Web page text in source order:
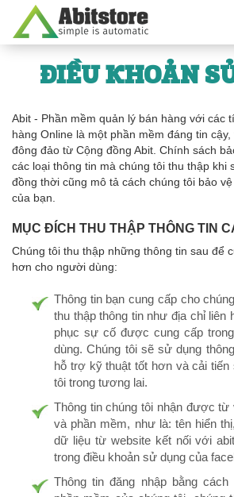
ĐIỀU KHOẢN
Abit - Phần mềm quản lý bán hàng với các
hàng Online là một phần mềm đáng tin
đông đảo từ Cộng đồng Abit. Chính sách
các loại thông tin mà chúng tôi thu thập khi
đồng thời cũng mô tả cách chúng tôi bảo
của bạn.
MỤC ĐÍCH THU THẬP THÔNG TIN
Chúng tôi thu thập những thông tin sau để
hơn cho người dùng:
Thông tin bạn cung cấp cho
thu thập thông tin như địa chỉ liên
phục sự cố được cung cấp
dùng. Chúng tôi sẽ sử dụng
hỗ trợ kỹ thuật tốt hơn và cải tiến
tôi trong tương lai.
Thông tin chúng tôi nhận được
và phần mềm, như là: tên hiển
dữ liệu từ website kết nối với
trong điều khoản sử dụng của
Thông tin đăng nhập bằng